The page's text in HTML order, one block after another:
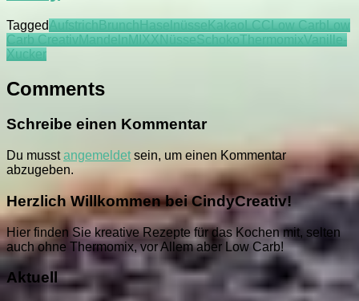
TaggedAufstrichBrunchHaselnüsseKakaoLCCLow CarbLow
Carb CreativMandelnMIXXNüsseSchokoThermomixVanille-
Xucker
Comments
Schreibe einen Kommentar
Du musstangemeldetsein, um einen Kommentar
abzugeben.
Herzlich Willkommen bei CindyCreativ!
Hier finden Sie kreative Rezepte für das Kochen mit, selten
auch ohne Thermomix, vor Allem aber Low Carb!
Aktuell